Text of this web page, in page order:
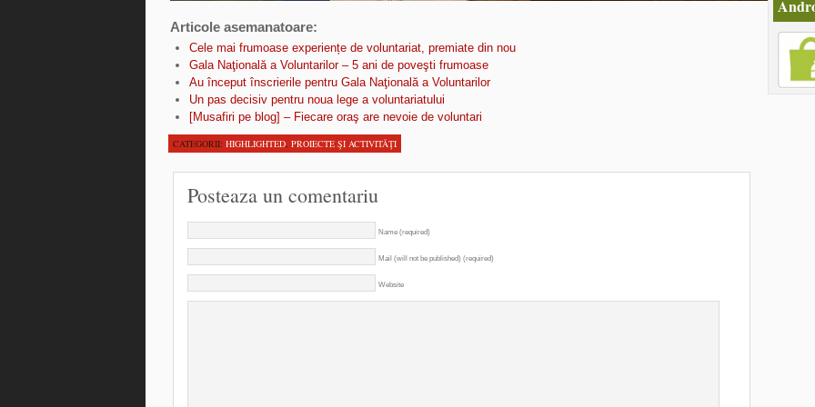
Articole asemanatoare:
Cele mai frumoase experiențe de voluntariat, premiate din nou
Gala Naţională a Voluntarilor – 5 ani de poveşti frumoase
Au început înscrierile pentru Gala Naţională a Voluntarilor
Un pas decisiv pentru noua lege a voluntariatului
[Musafiri pe blog] – Fiecare oraş are nevoie de voluntari
CATEGORII: HIGHLIGHTED, PROIECTE ŞI ACTIVITĂŢI
Posteaza un comentariu
Name (required)
Mail (will not be published) (required)
Website